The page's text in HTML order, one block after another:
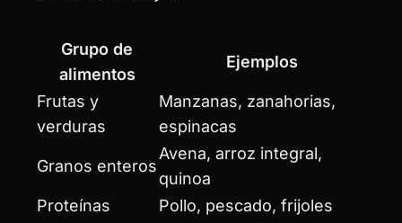
Grupo de
alimentos
Ejemplos
Frutas y
verduras
Manzanas, zanahorias,
espinacas
Granos enteros
Avena, arroz integral,
quinoa
Proteínas
Pollo, pescado, frijoles